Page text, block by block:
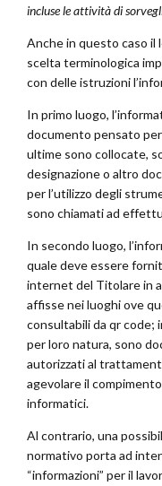
incluse le attività di
Anche in questo caso il
scelta terminologica
con delle istruzioni
In primo luogo,
documento pensato
ultime sono collocate,
designazione o altro
per l’utilizzo degli
sono chiamati ad
In secondo luogo,
quale deve essere
internet del Titolare in
affisse nei luoghi ove
consultabili da qr code;
per loro natura, sono
autorizzati al
agevolare il
informatici.
Al contrario, una
normativo porta ad
“informazioni” per il